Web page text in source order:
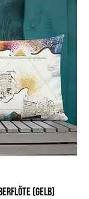
(Gelb)